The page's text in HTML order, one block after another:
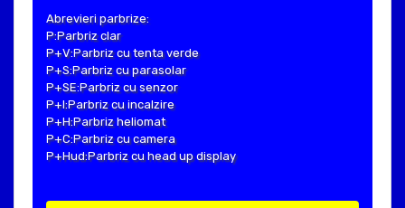
Abrevieri parbrize:
P:Parbriz clar
P+V:Parbriz cu tenta verde
P+S:Parbriz cu parasolar
P+SE:Parbriz cu senzor
P+I:Parbriz cu incalzire
P+H:Parbriz heliomat
P+C:Parbriz cu camera
P+Hud:Parbriz cu head up display